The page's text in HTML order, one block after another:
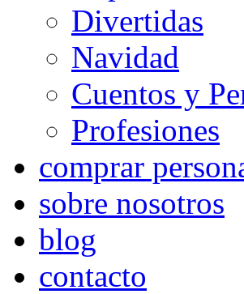
Divertidas
Navidad
Cuentos y
Profesiones
comprar
sobre nosotros
blog
contacto